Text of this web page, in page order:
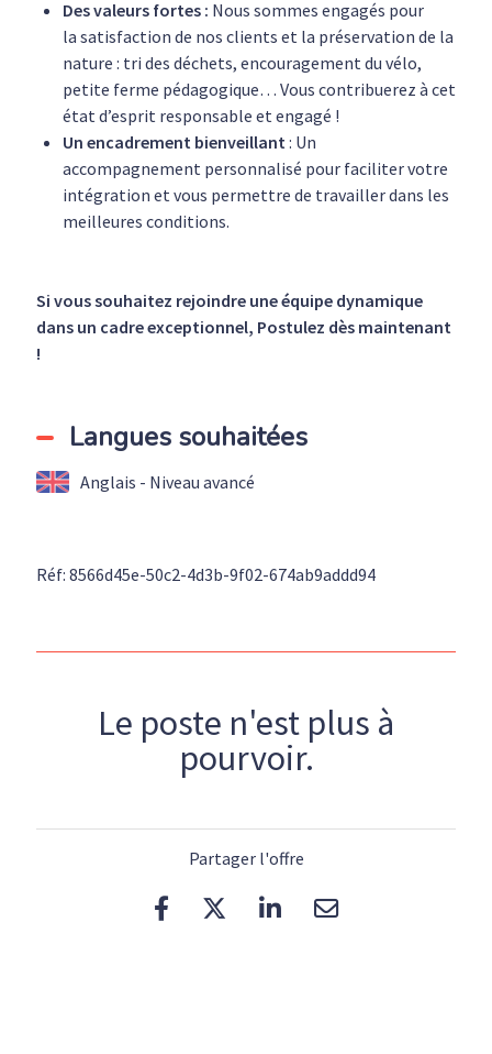
Des valeurs fortes : Nous sommes engagés pour
la satisfaction de nos clients et la préservation de la
nature : tri des déchets, encouragement du vélo,
petite ferme pédagogique… Vous contribuerez à cet
état d’esprit responsable et engagé !
Un encadrement bienveillant: Un
accompagnement personnalisé pour faciliter votre
intégration et vous permettre de travailler dans les
meilleures conditions.
Si vous souhaitez rejoindre une équipe dynamique
dans un cadre exceptionnel, Postulez dès maintenant
!
Langues souhaitées
Anglais - Niveau avancé
Réf: 8566d45e-50c2-4d3b-9f02-674ab9addd94
Le poste n'est plus à
pourvoir.
Partager l'offre